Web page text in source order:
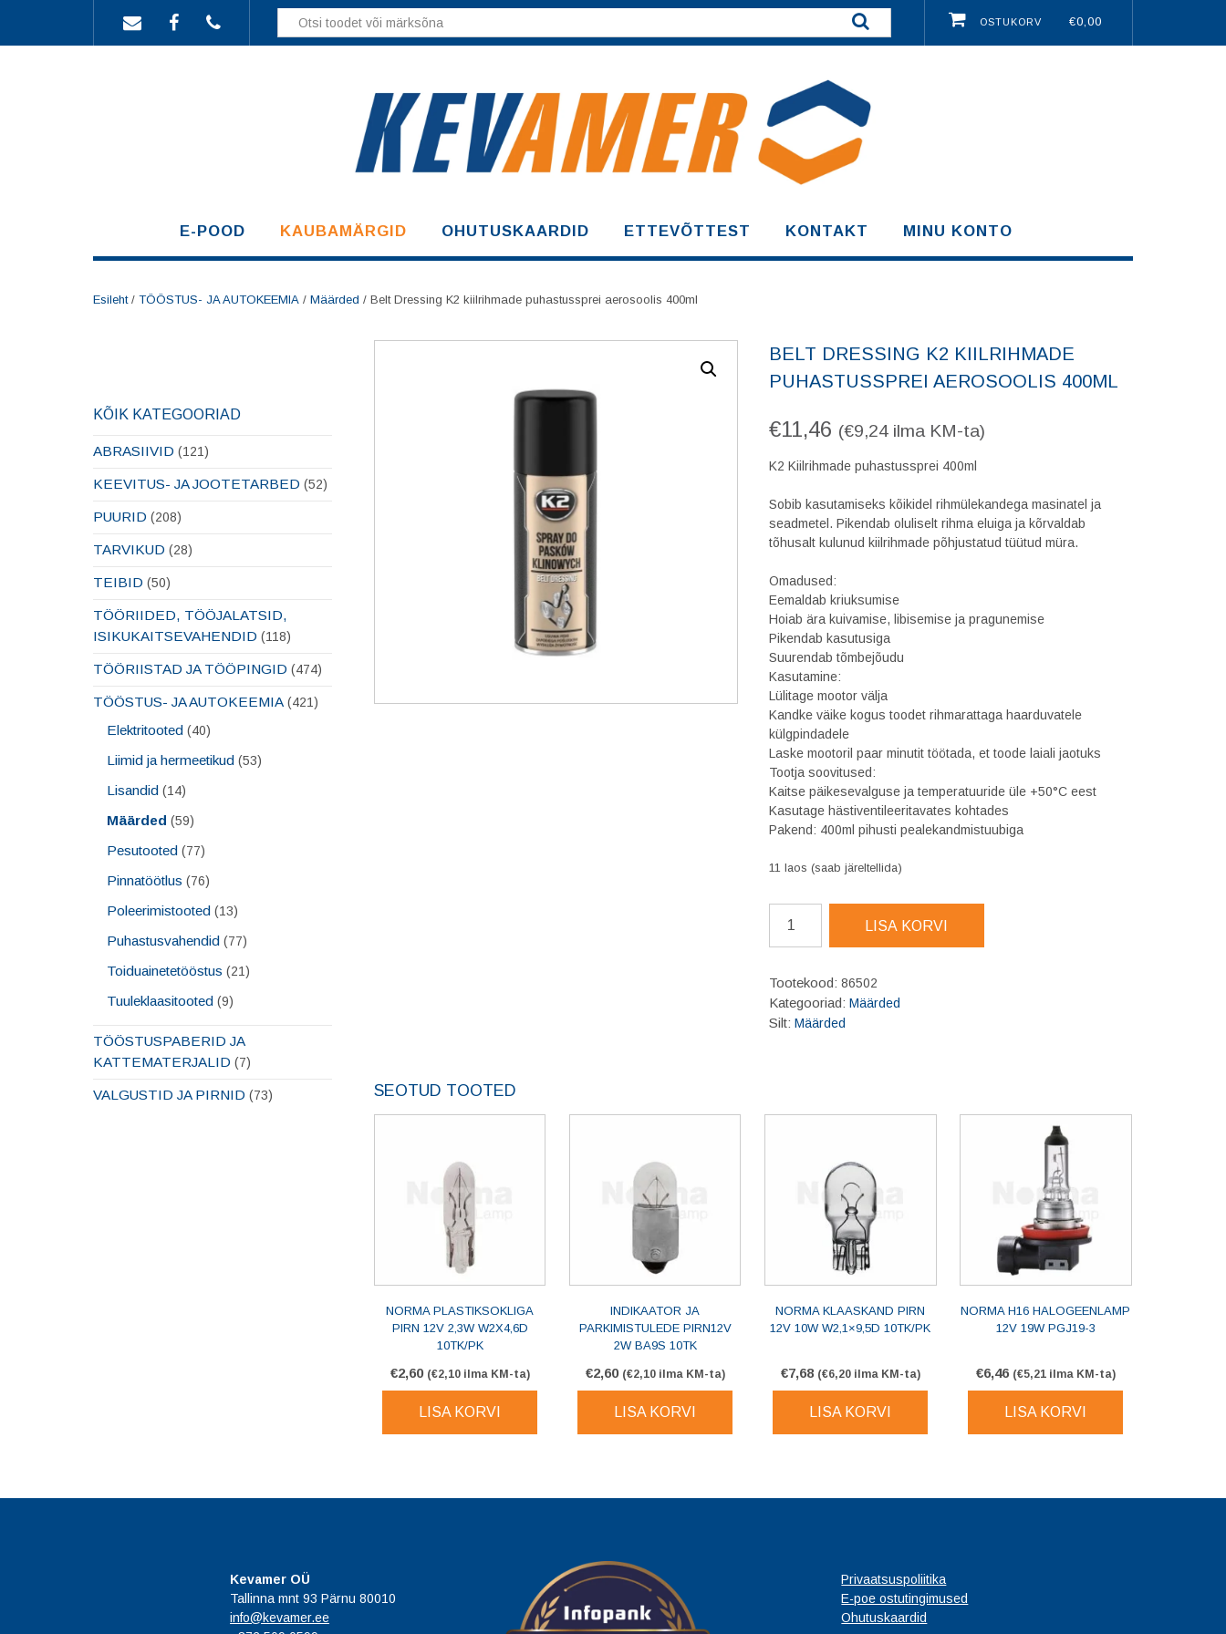
content
OSTUKORV €0,00
E-POOD KAUBAMÄRGID OHUTUSKAARDID ETTEVÕTTEST KONTAKT MINU KONTO
Esileht/ TÖÖSTUS- JA AUTOKEEMIA / Määrded / Belt Dressing K2 kiilrihmade puhastussprei aerosoolis 400ml
BELT DRESSING K2 KIILRIHMADE
PUHASTUSSPREI AEROSOOLIS 400ML
€11,46 (€9,24ilma KM-ta)
K2 Kiilrihmade puhastussprei 400ml
Sobib kasutamiseks kõikidel rihmülekandega masinatel ja
seadmetel. Pikendab oluliselt rihma eluiga ja kõrvaldab
tõhusalt kulunud kiilrihmade põhjustatud tüütud müra.
Omadused:
Eemaldab kriuksumise
Hoiab ära kuivamise, libisemise ja pragunemise
Pikendab kasutusiga
Suurendab tõmbejõudu
Kasutamine:
Lülitage mootor välja
Kandke väike kogus toodet rihmarattaga haarduvatele
külgpindadele
Laske mootoril paar minutit töötada, et toode laiali jaotuks
Tootja soovitused:
Kaitse päikesevalguse ja temperatuuride üle +50°C eest
Kasutage hästiventileeritavates kohtades
Pakend: 400ml pihusti pealekandmistuubiga
11 laos (saab järeltellida)
Dressing
K2
puhastussprei
aerosoolis
400ml
LISA KORVI
Tootekood: 86502
Kategooriad: Määrded
Silt: Määrded
SEOTUD TOOTED
NORMA PLASTIKSOKLIGA
PIRN 12V 2,3W W2X4,6D
10TK/PK
€2,60 (€2,10ilma KM-ta)
LISA KORVI
INDIKAATOR JA
PARKIMISTULEDE PIRN12V
2W BA9S 10TK
€2,60 (€2,10ilma KM-ta)
LISA KORVI
NORMA KLAASKAND PIRN
12V 10W W2,1×9,5D 10TK/PK
€7,68 (€6,20ilma KM-ta)
LISA KORVI
NORMA H16 HALOGEENLAMP
12V 19W PGJ19-3
€6,46 (€5,21ilma KM-ta)
LISA KORVI
KÕIK KATEGOORIAD
ABRASIIVID (121)
KEEVITUS- JA JOOTETARBED (52)
PUURID (208)
TARVIKUD (28)
TEIBID (50)
TÖÖRIIDED, TÖÖJALATSID,
ISIKUKAITSEVAHENDID (118)
TÖÖRIISTAD JA TÖÖPINGID (474)
TÖÖSTUS- JA AUTOKEEMIA (421)
Elektritooted (40)
Liimid ja hermeetikud (53)
Lisandid (14)
Määrded (59)
Pesutooted (77)
Pinnatöötlus (76)
Poleerimistooted (13)
Puhastusvahendid (77)
Toiduainetetööstus (21)
Tuuleklaasitooted (9)
TÖÖSTUSPABERID JA
KATTEMATERJALID (7)
VALGUSTID JA PIRNID (73)
Kevamer OÜ
Tallinna mnt 93 Pärnu 80010
info@kevamer.ee
Privaatsuspoliitika
E-poe ostutingimused
Ohutuskaardid